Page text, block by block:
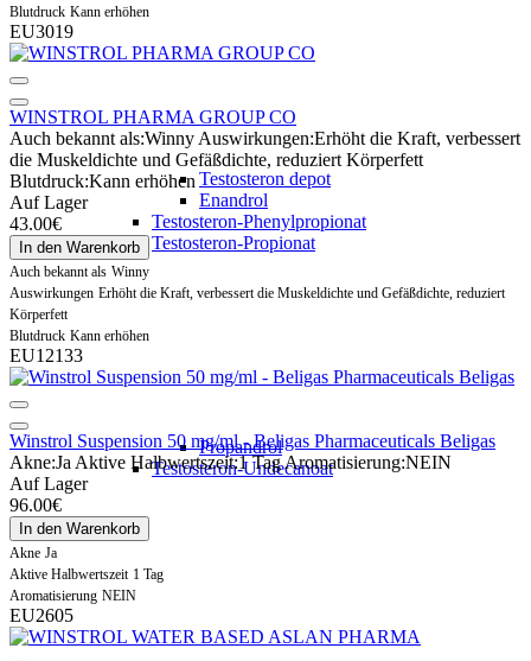
Testosteron depot
Enandrol
Testosteron-Phenylpropionat
Testosteron-Propionat
Propandrol
Testosteron-Undecanoat
Blutdruck Kann erhöhen
EU3019
WINSTROL PHARMA GROUP CO
Auch bekannt als:Winny Auswirkungen:Erhöht die Kraft, verbessert
die Muskeldichte und Gefäßdichte, reduziert Körperfett
Blutdruck:Kann erhöhen
Auf Lager
43.00€
In den Warenkorb
Auch bekannt als Winny
Auswirkungen Erhöht die Kraft, verbessert die Muskeldichte und Gefäßdichte, reduziert
Körperfett
Blutdruck Kann erhöhen
EU12133
Winstrol Suspension 50 mg/ml - Beligas Pharmaceuticals Beligas
Akne:Ja Aktive Halbwertszeit:1 Tag Aromatisierung:NEIN
Auf Lager
96.00€
In den Warenkorb
Akne Ja
Aktive Halbwertszeit 1 Tag
Aromatisierung NEIN
EU2605